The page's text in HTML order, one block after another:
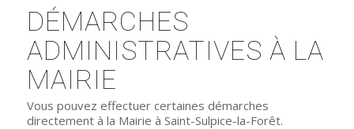
DÉMARCHES
ADMINISTRATIVES À LA
MAIRIE
Vous pouvez effectuer certaines démarches
directement à la Mairie à Saint-Sulpice-la-Forêt.